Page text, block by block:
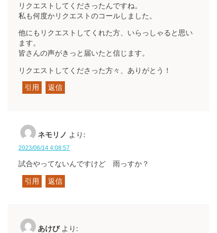
リクエストしてくださったんですね。
私も何度かリクエストのコールしました。
他にもリクエストしてくれた方、いらっしゃると思い
ます。
皆さんの声がきっと届いたと信じます。
リクエストしてくださった方々、ありがとう！
引用 返信
ネモリノ より:
2023/06/14 4:08:57
試合やってないんですけど 雨っすか？
引用 返信
あけび より: